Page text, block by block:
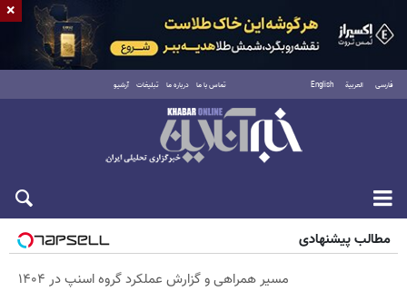
فارسی العربية English تماس با ما درباره ما تبلیغات آرشیو
پنجشنبه ۱۵ مرداد ۱۴۰۵
مطالب پیشنهادی
مسیر همراهی و گزارش عملکرد گروه اسنپ در ۱۴۰۴
×